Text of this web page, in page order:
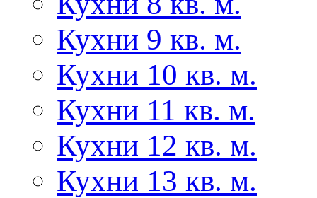
Кухни 9 кв. м.
Кухни 10 кв. м.
Кухни 11 кв. м.
Кухни 12 кв. м.
Кухни 13 кв. м.